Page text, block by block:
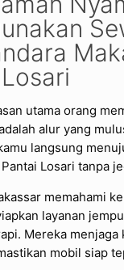
utama orang
alur yang
langsung
Losari tanpa
memahami
layanan
Mereka menjaga
mobil siap